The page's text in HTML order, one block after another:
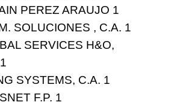
PEREZ ARAUJO 1
SOLUCIONES , C.A. 1
SERVICES H&O,
SYSTEMS, C.A. 1
F.P. 1